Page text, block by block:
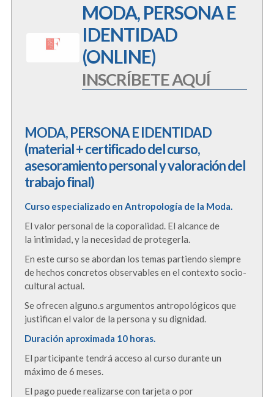
MODA, PERSONA E
IDENTIDAD
(ONLINE)
INSCRÍBETE AQUÍ
MODA, PERSONA E IDENTIDAD
(material + certificado del curso,
asesoramiento personal y valoración del
trabajo final)
Curso especializado en Antropología de la Moda.
El valor personal de la coporalidad. El alcance de
la intimidad, y la necesidad de protegerla.
En este curso se abordan los temas partiendo siempre
de hechos concretos observables en el contexto socio-
cultural actual.
Se ofrecen alguno.s argumentos antropológicos que
justifican el valor de la persona y su dignidad.
Duración aproximada 10 horas.
El participante tendrá acceso al curso durante un
máximo de 6 meses.
El pago puede realizarse con tarjeta o por